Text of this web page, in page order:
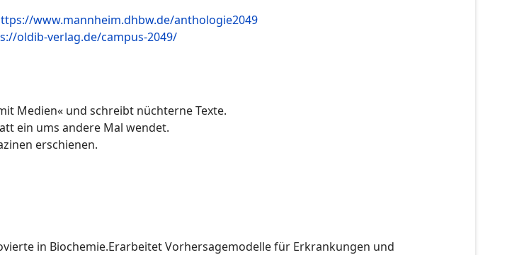
www.mannheim.dhbw.de/anthologie2049
oldib-verlag.de/campus-2049/
Medien« und schreibt nüchterne Texte.
ein ums andere Mal wendet.
erschienen.
in Biochemie.Erarbeitet Vorhersagemodelle für Erkrankungen und